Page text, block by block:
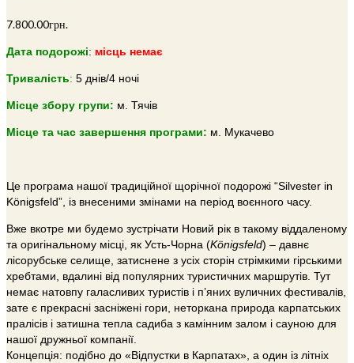
7.800.00грн.
Дата подорожі: місць немає
Тривалiсть: 5 днів/4 ночі
Місце збору групи: м. Тячів
Місце та час завершення програми: м. Мукачево
Це програма нашої традиційної щорічної подорожі “Silvester in
Königsfeld”, із внесеними змінами на період воєнного часу.
Вже вкотре ми будемо зустрічати Новий рік в такому віддаленому
та оригінальному місці, як Усть-Чорна (Königsfeld) – давнє
лісорубське селище, затиснене з усіх сторін стрімкими гірськими
хребтами, вдалині від популярних туристичних маршрутів. Тут
немає натовпу галасливих туристів і п’яних вуличних фестивалів,
зате є прекрасні засніжені гори, неторкана природа карпатських
пралісів і затишна тепла садиба з камінним залом і сауною для
нашої дружньої компанії.
Концепція: подібно до «Відпустки в Карпатах», а один із літніх